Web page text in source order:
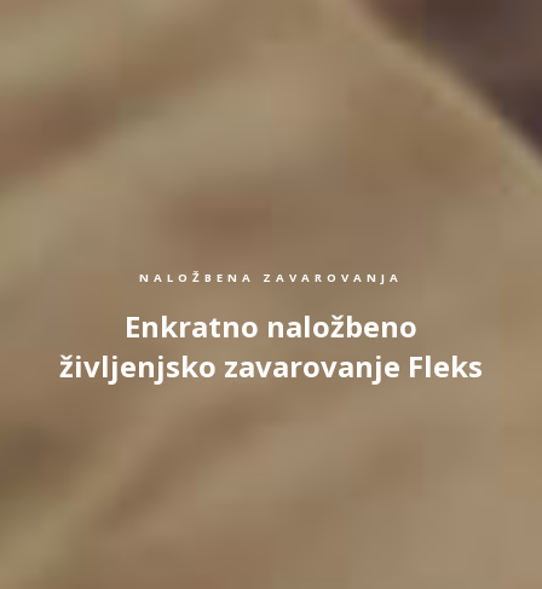
NALOŽBENA ZAVAROVANJA
Enkratno naložbeno
življenjsko zavarovanje Fleks